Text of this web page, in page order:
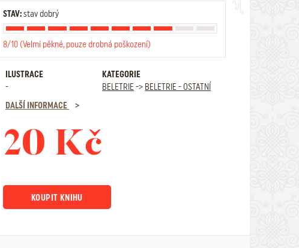
STAV:stav dobrý
8/10 (Velmi pěkné, pouze drobná poškození)
ILUSTRACE
-
KATEGORIE
BELETRIE -> BELETRIE - OSTATNÍ
DALŠÍ INFORMACE
20 Kč
KOUPIT KNIHU